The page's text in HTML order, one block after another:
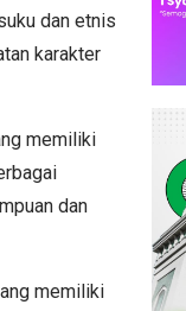
dan etnis
karakter
memiliki
dan
memiliki